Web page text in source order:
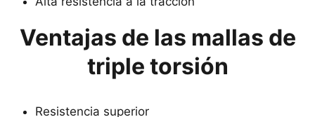
Ventajas de las mallas de
triple torsión
Resistencia superior